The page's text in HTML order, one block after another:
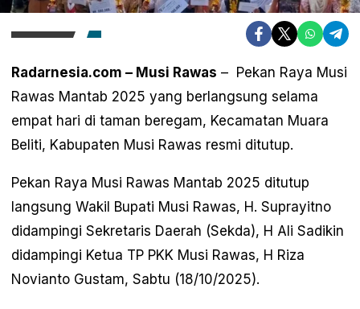
Radarnesia.com – Musi Rawas – Pekan Raya Musi
Rawas Mantab 2025 yang berlangsung selama
empat hari di taman beregam, Kecamatan Muara
Beliti, Kabupaten Musi Rawas resmi ditutup.
Pekan Raya Musi Rawas Mantab 2025 ditutup
langsung Wakil Bupati Musi Rawas, H. Suprayitno
didampingi Sekretaris Daerah (Sekda), H Ali Sadikin
didampingi Ketua TP PKK Musi Rawas, H Riza
Novianto Gustam, Sabtu (18/10/2025).